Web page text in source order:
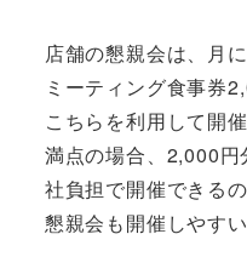
店舗の懇親会は、月
ミーティング食事券
こちらを利用して開
満点の場合、2,000
社負担で開催できるの
懇親会も開催しやす